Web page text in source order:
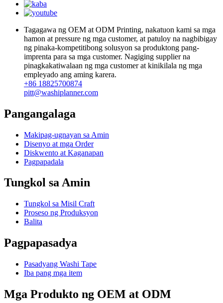
Tagagawa ng OEM at ODM Printing, nakatuon kami sa mga
hamon at pressure ng mga customer, at patuloy na nagbibigay
ng pinaka-kompetitibong solusyon sa produktong pang-
imprenta para sa mga customer. Nagiging supplier na
pinagkakatiwalaan ng mga customer at kinikilala ng mga
empleyado ang aming karera.
+86 18825700874
pitt@washiplanner.com
Pangangalaga
Makipag-ugnayan sa Amin
Disenyo at mga Order
Diskwento at Kaganapan
Pagpapadala
Tungkol sa Amin
Tungkol sa Misil Craft
Proseso ng Produksyon
Balita
Pagpapasadya
Pasadyang Washi Tape
Iba pang mga item
Mga Produkto ng OEM at ODM